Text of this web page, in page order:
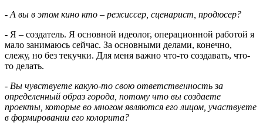
- А вы в этом кино кто – режиссер, сценарист, продюсер?
- Я – создатель. Я основной идеолог, операционной работой я
мало занимаюсь сейчас. За основными делами, конечно,
слежу, но без текучки. Для меня важно что-то создавать, что-
то делать.
- Вы чувствуете какую-то свою ответственность за
определенный образ города, потому что вы создаете
проекты, которые во многом являются его лицом, участвуете
в формировании его колорита?